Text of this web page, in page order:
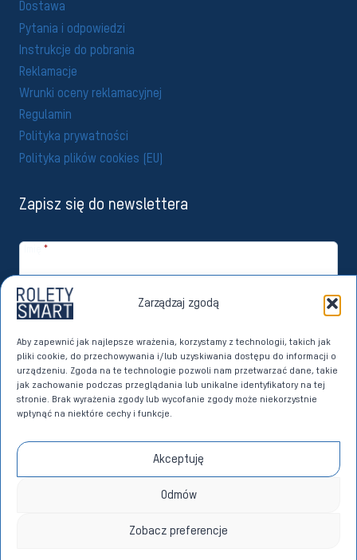
Zarządzaj zgodą
Aby zapewnić jak najlepsze wrażenia, korzystamy z technologii, takich jak
pliki cookie, do przechowywania i/lub uzyskiwania dostępu do informacji o
urządzeniu. Zgoda na te technologie pozwoli nam przetwarzać dane, takie
jak zachowanie podczas przeglądania lub unikalne identyfikatory na tej
stronie. Brak wyrażenia zgody lub wycofanie zgody może niekorzystnie
wpłynąć na niektóre cechy i funkcje.
Akceptuję
Odmów
Zobacz preferencje
Dostawa
Pytania i odpowiedzi
Instrukcje do pobrania
Reklamacje
Wrunki oceny reklamacyjnej
Regulamin
Polityka prywatności
Polityka plików cookies (EU)
Zapisz się do newslettera
*
Email*
Zapisuję się
Wyrażam zgodę na przetwarzanie moich danych osobowych przez
Imperoll sp. z o.o. z siedzibą w Sierakowicach w celach marketingu
bezpośredniego dotyczącego własnych produktów i usług. Dane w
tym celu przetwarzane będą na podstawie art. 6 ust. 1 lit. a)
27 kwietnia 2016 roku w sprawie ochrony osób fizycznych w związku z
przetwarzaniem danych osobowych i w sprawie swobodnego